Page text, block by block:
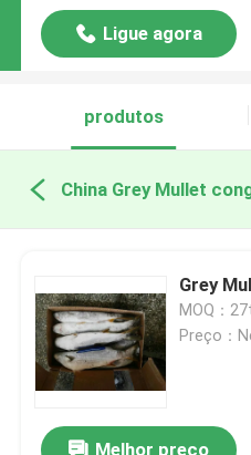
Ligue agora
produtos
China Grey Mullet
Grey
MOQ：
Preço：
Melhor preço